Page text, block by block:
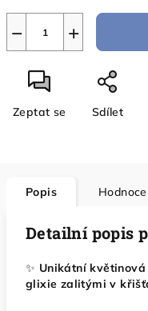
+
−
Zeptat se Sdílet
Popis
Detailní popis
✨ Unikátní
glixie zalitými v